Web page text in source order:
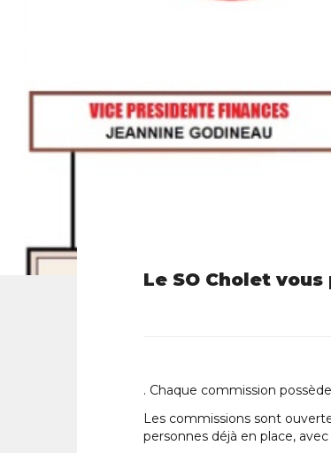
Le SO Cholet
. Chaque commission
Les commissions sont
personnes déjà en place,